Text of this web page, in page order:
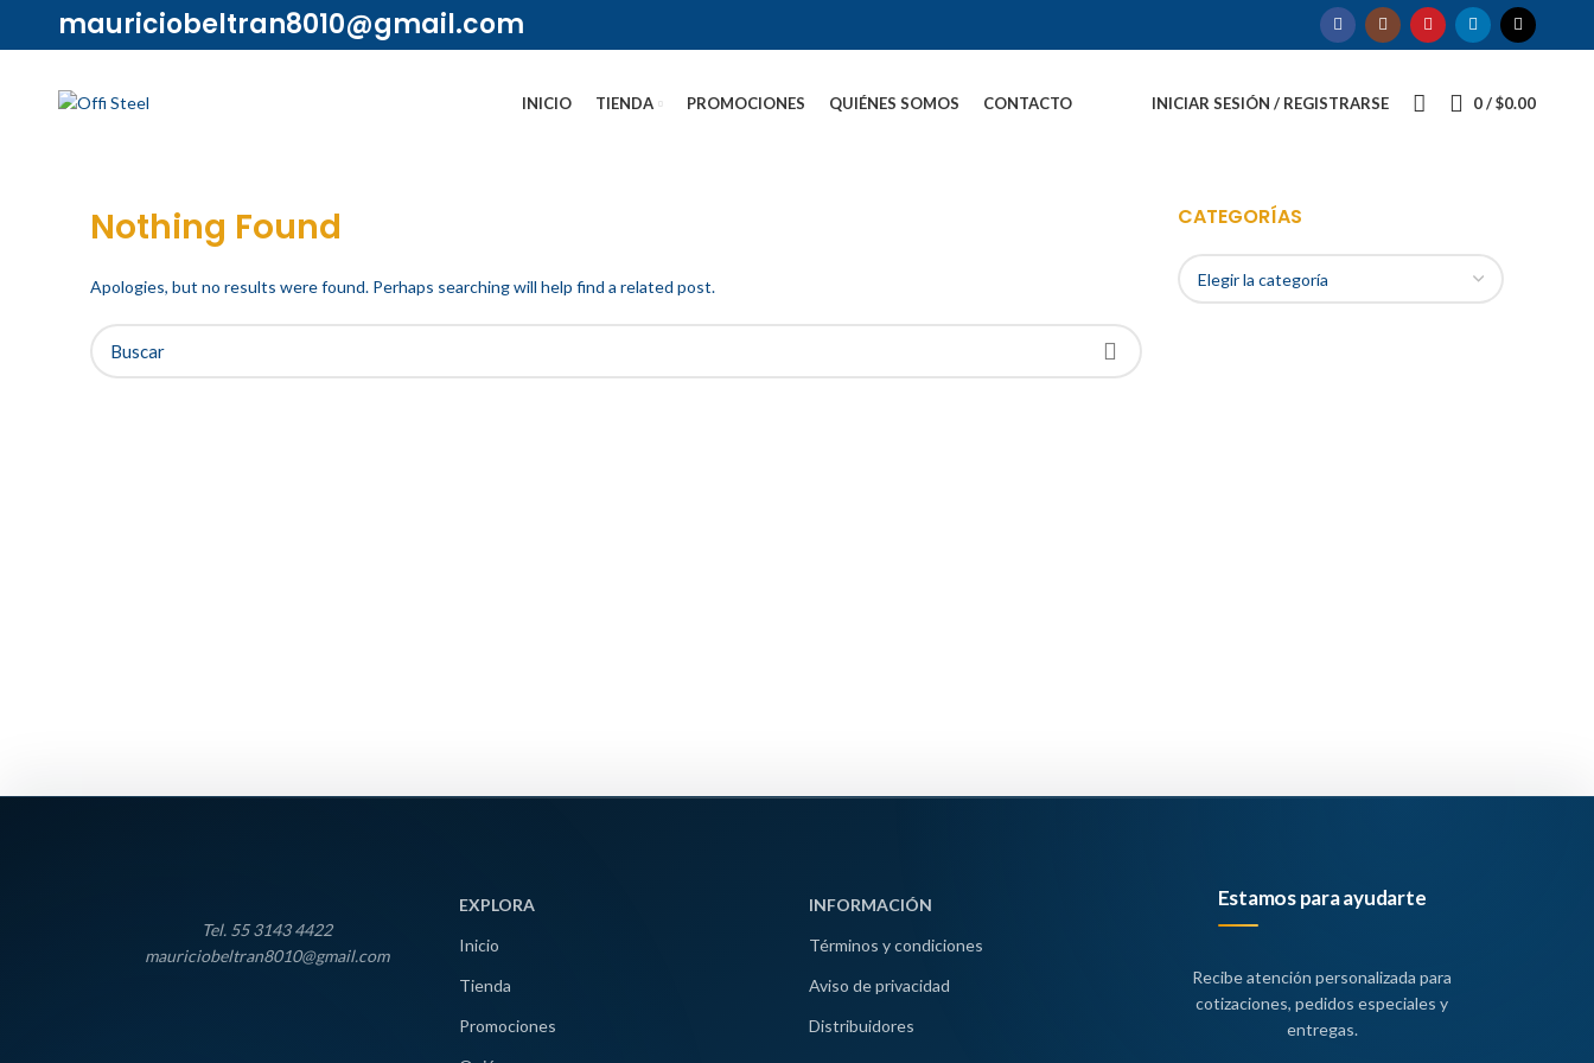
mauriciobeltran8010@gmail.com
INICIO TIENDA PROMOCIONES QUIÉNES SOMOS CONTACTO INICIAR SESIÓN / REGISTRARSE 0/ $0.00
Nothing Found
Apologies, but no results were found. Perhaps searching will help find a related post.
CATEGORÍAS
Tel. 55 3143 4422
mauriciobeltran8010@gmail.com
EXPLORA
Inicio
Tienda
Promociones
INFORMACIÓN
Términos y condiciones
Aviso de privacidad
Distribuidores
Estamos para ayudarte
Recibe atención personalizada para
cotizaciones, pedidos especiales y
entregas.